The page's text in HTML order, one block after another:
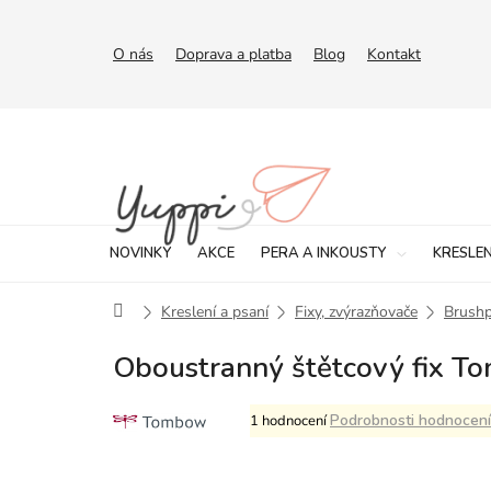
O nás Doprava a platba Blog Kontakt
NOVINKY AKCE PERA A INKOUSTY
DomůKreslení a psaní Fixy, zvýrazňovače
Oboustranný štětcový fix
Průměrné
hodnocení
1 hodnoceníPodrobnosti hodnocení